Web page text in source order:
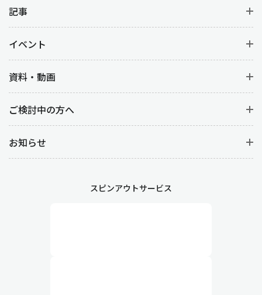
記事
イベント
資料・動画
ご検討中の方へ
お知らせ
スピンアウトサービス